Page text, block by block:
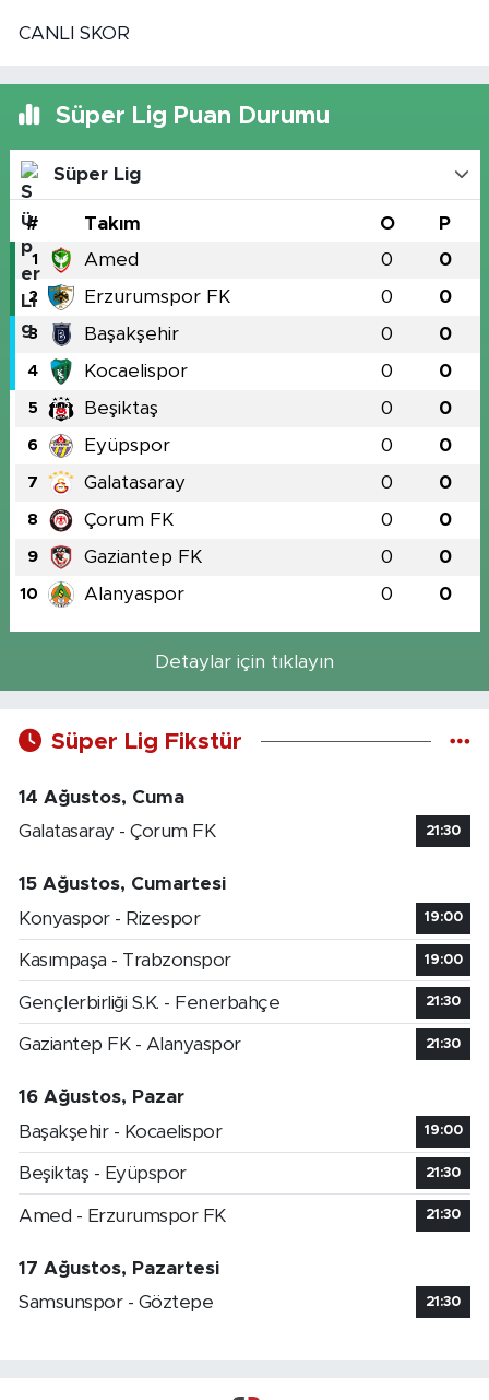
CANLI SKOR
Süper Lig Puan Durumu
Süper Lig
# Takım O P
1 Amed 0 0
2 Erzurumspor FK 0 0
3 Başakşehir 0 0
4 Kocaelispor 0 0
5 Beşiktaş 0 0
6 Eyüpspor 0 0
7 Galatasaray 0 0
8 Çorum FK 0 0
9 Gaziantep FK 0 0
10 Alanyaspor 0 0
Detaylar için tıklayın
Süper Lig Fikstür
14 Ağustos, Cuma
Galatasaray - Çorum FK
21:30
15 Ağustos, Cumartesi
Konyaspor - Rizespor
19:00
Kasımpaşa - Trabzonspor 19:00
Gençlerbirliği S.K. - Fenerbahçe 21:30
Gaziantep FK - Alanyaspor 21:30
16 Ağustos, Pazar
Başakşehir - Kocaelispor
19:00
Beşiktaş - Eyüpspor 21:30
Amed - Erzurumspor FK 21:30
17 Ağustos, Pazartesi
Samsunspor - Göztepe
21:30